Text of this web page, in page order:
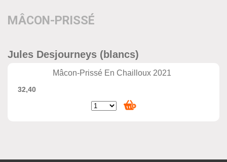
MÂCON-PRISSÉ
Jules Desjourneys (blancs)
Mâcon-Prissé En Chailloux 2021
32,40